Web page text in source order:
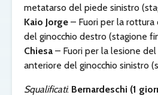
metatarso del piede sinistro
Kaio Jorge – Fuori per la
del ginocchio destro (stagione
Chiesa – Fuori per la lesione
anteriore del ginocchio sinistro
Squalificati: Bernardeschi (1